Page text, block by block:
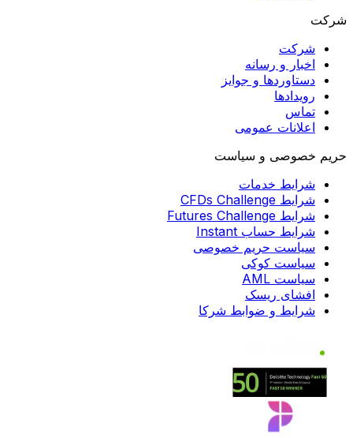
شرکت
شرکت
اخبار و رسانه
دستاوردها و جوایز
رویدادها
تماس
اعلانات عمومی
حریم خصوصی و سیاست
شرایط خدمات
شرایط CFDs Challenge
شرایط Futures Challenge
شرایط حساب Instant
سیاست حریم خصوصی
سیاست کوکی
سیاست AML
افشای ریسک
شرایط و ضوابط شرکا